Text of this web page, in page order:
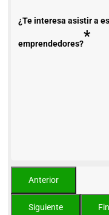
¿Te interesa asistir a
emprendedores?*